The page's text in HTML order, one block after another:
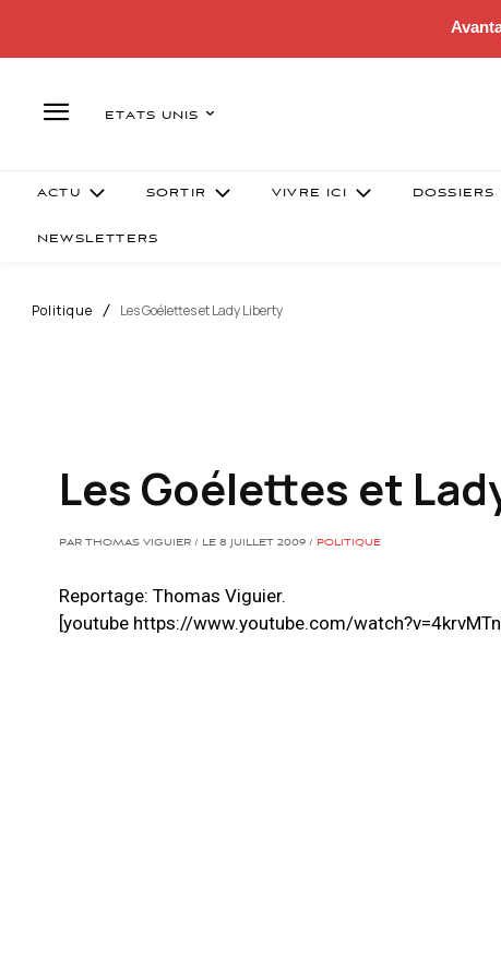
ETATS UNIS
ACTU SORTIR VIVRE ICI DOSSIERS
NEWSLETTERS
Politique Les Goélettes et Lady Liberty
Les Goélettes et
PAR THOMAS VIGUIER / LE 8 JUILLET 2009 / POLITIQUE
Reportage: Thomas Viguier.
[youtube https://www.youtube.com/